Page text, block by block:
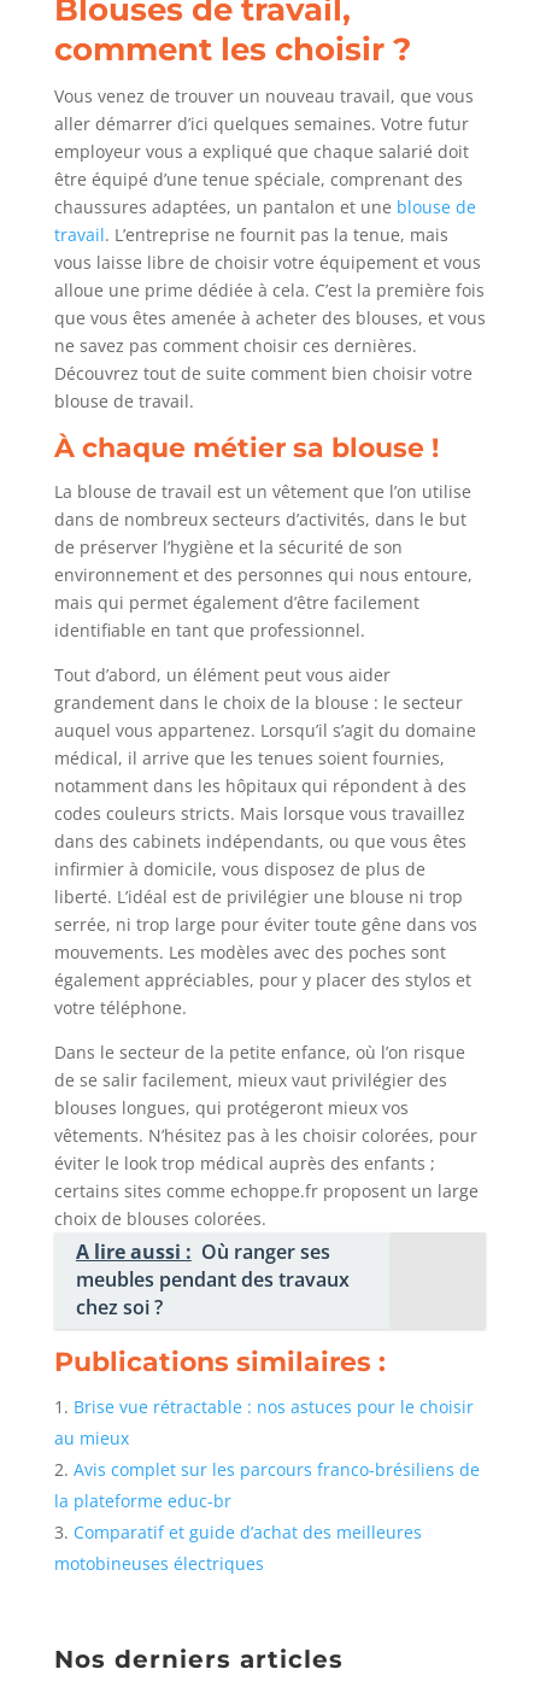
Blouses de travail,
comment les choisir ?
Vous venez de trouver un nouveau travail, que vous
aller démarrer d’ici quelques semaines. Votre futur
employeur vous a expliqué que chaque salarié doit
être équipé d’une tenue spéciale, comprenant des
chaussures adaptées, un pantalon et une blouse de
travail. L’entreprise ne fournit pas la tenue, mais
vous laisse libre de choisir votre équipement et vous
alloue une prime dédiée à cela. C’est la première fois
que vous êtes amenée à acheter des blouses, et vous
ne savez pas comment choisir ces dernières.
Découvrez tout de suite comment bien choisir votre
blouse de travail.
À chaque métier sa blouse !
La blouse de travail est un vêtement que l’on utilise
dans de nombreux secteurs d’activités, dans le but
de préserver l’hygiène et la sécurité de son
environnement et des personnes qui nous entoure,
mais qui permet également d’être facilement
identifiable en tant que professionnel.
Tout d’abord, un élément peut vous aider
grandement dans le choix de la blouse : le secteur
auquel vous appartenez. Lorsqu’il s’agit du domaine
médical, il arrive que les tenues soient fournies,
notamment dans les hôpitaux qui répondent à des
codes couleurs stricts. Mais lorsque vous travaillez
dans des cabinets indépendants, ou que vous êtes
infirmier à domicile, vous disposez de plus de
liberté. L’idéal est de privilégier une blouse ni trop
serrée, ni trop large pour éviter toute gêne dans vos
mouvements. Les modèles avec des poches sont
également appréciables, pour y placer des stylos et
votre téléphone.
Dans le secteur de la petite enfance, où l’on risque
de se salir facilement, mieux vaut privilégier des
blouses longues, qui protégeront mieux vos
vêtements. N’hésitez pas à les choisir colorées, pour
éviter le look trop médical auprès des enfants ;
certains sites comme echoppe.fr proposent un large
choix de blouses colorées.
A lire aussi : Où ranger ses
meubles pendant des travaux
chez soi ?
Publications similaires :
Brise vue rétractable : nos astuces pour le choisir
au mieux
Avis complet sur les parcours franco-brésiliens de
la plateforme educ-br
Comparatif et guide d’achat des meilleures
motobineuses électriques
Nos derniers articles